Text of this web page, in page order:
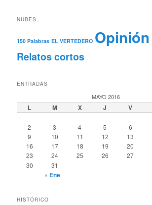
NUBES,
150 Palabras EL VERTEDERO Opinión
Relatos cortos
ENTRADAS
MAYO 2016
L M X J V
2
3 4 5 6
9
10 11 12 13
16
17 18 19 20
23
24 25 26 27
30 31
« Ene
HISTÓRICO